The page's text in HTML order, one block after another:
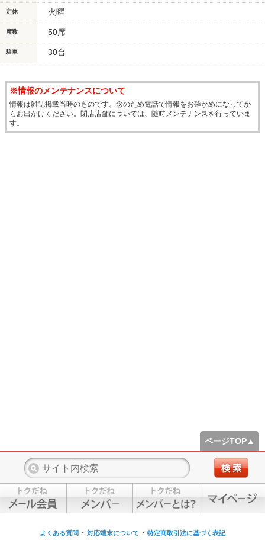
定休 火曜
席数 50席
駐車 30台
※情報のメンテナンスについて
情報は雑誌掲載当時のものです。念のため電話で情報をお確かめになってか
らお出かけください。閉店店舗については、随時メンテナンスを行っていま
す。
ページTOP▲
よくある質問 ・ 対応端末について ・ 特定商取引法に基づく表記